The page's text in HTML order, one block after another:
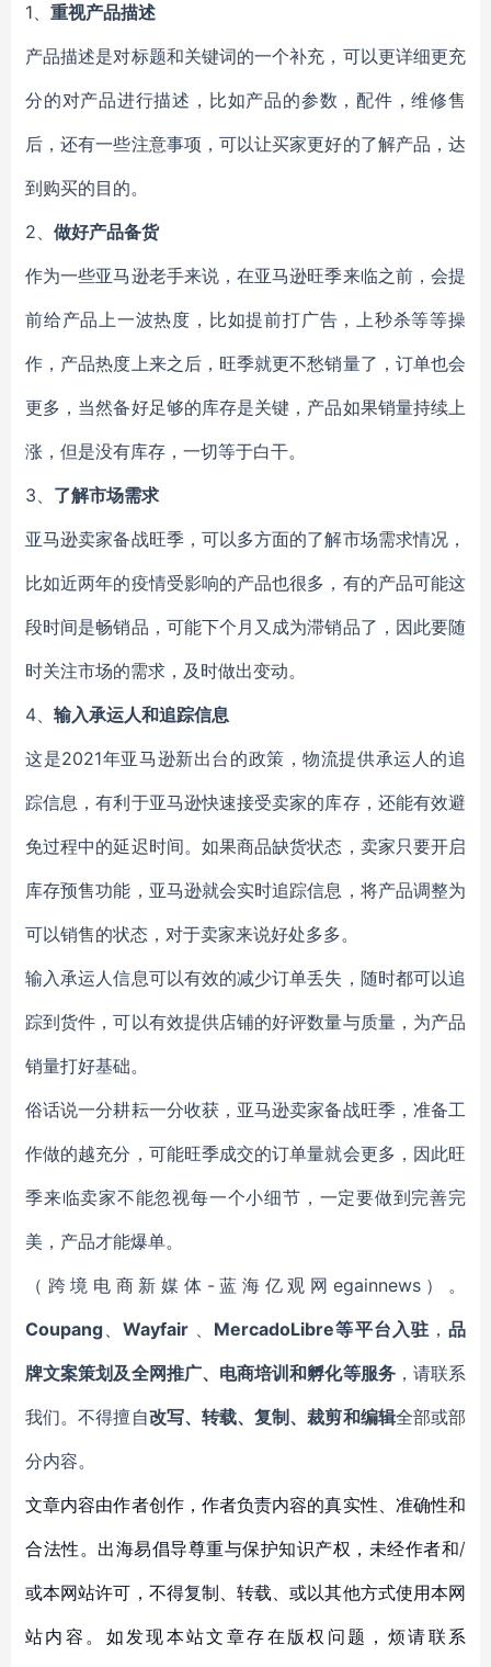
1、 重视产品描述
产品描述是对标题和关键词的一个补充，可以更详细更充
分的对产品进行描述，比如产品的参数，配件，维修售
后，还有一些注意事项，可以让买家更好的了解产品，达
到购买的目的。
2、 做好产品备货
作为一些亚马逊老手来说，在亚马逊旺季来临之前，会提
前给产品上一波热度，比如提前打广告，上秒杀等等操
作，产品热度上来之后，旺季就更不愁销量了，订单也会
更多，当然备好足够的库存是关键，产品如果销量持续上
涨，但是没有库存，一切等于白干。
3、 了解市场需求
亚马逊卖家备战旺季，可以多方面的了解市场需求情况，
比如近两年的疫情受影响的产品也很多，有的产品可能这
段时间是畅销品，可能下个月又成为滞销品了，因此要随
时关注市场的需求，及时做出变动。
4、 输入承运人和追踪信息
这是2021年亚马逊新出台的政策，物流提供承运人的追
踪信息，有利于亚马逊快速接受卖家的库存，还能有效避
免过程中的延迟时间。如果商品缺货状态，卖家只要开启
库存预售功能，亚马逊就会实时追踪信息，将产品调整为
可以销售的状态，对于卖家来说好处多多。
输入承运人信息可以有效的减少订单丢失，随时都可以追
踪到货件，可以有效提供店铺的好评数量与质量，为产品
销量打好基础。
俗话说一分耕耘一分收获，亚马逊卖家备战旺季，准备工
作做的越充分，可能旺季成交的订单量就会更多，因此旺
季来临卖家不能忽视每一个小细节，一定要做到完善完
美，产品才能爆单。
（跨境电商新媒体-蓝海亿观网egainnews）。
Coupang、Wayfair 、 MercadoLibre等平台入驻 ，品
牌文案策划及全网推广、电商培训和孵化等服务，请联系
我们。不得擅自改写、转载、复制、裁剪和编辑全部或部
分内容。
文章内容由作者创作，作者负责内容的真实性、准确性和
合法性。出海易倡导尊重与保护知识产权，未经作者和/
或本网站许可，不得复制、转载、或以其他方式使用本网
站内容。如发现本站文章存在版权问题，烦请联系